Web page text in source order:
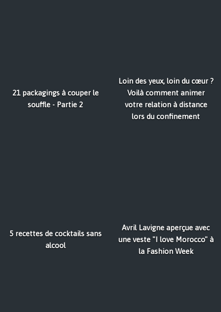
21 packagings à couper le
souffle - Partie 2
Loin des yeux, loin du cœur ?
Voilà comment animer
votre relation à distance
lors du confinement
5 recettes de cocktails sans
alcool
Avril Lavigne aperçue avec
une veste "I love Morocco" à
la Fashion Week